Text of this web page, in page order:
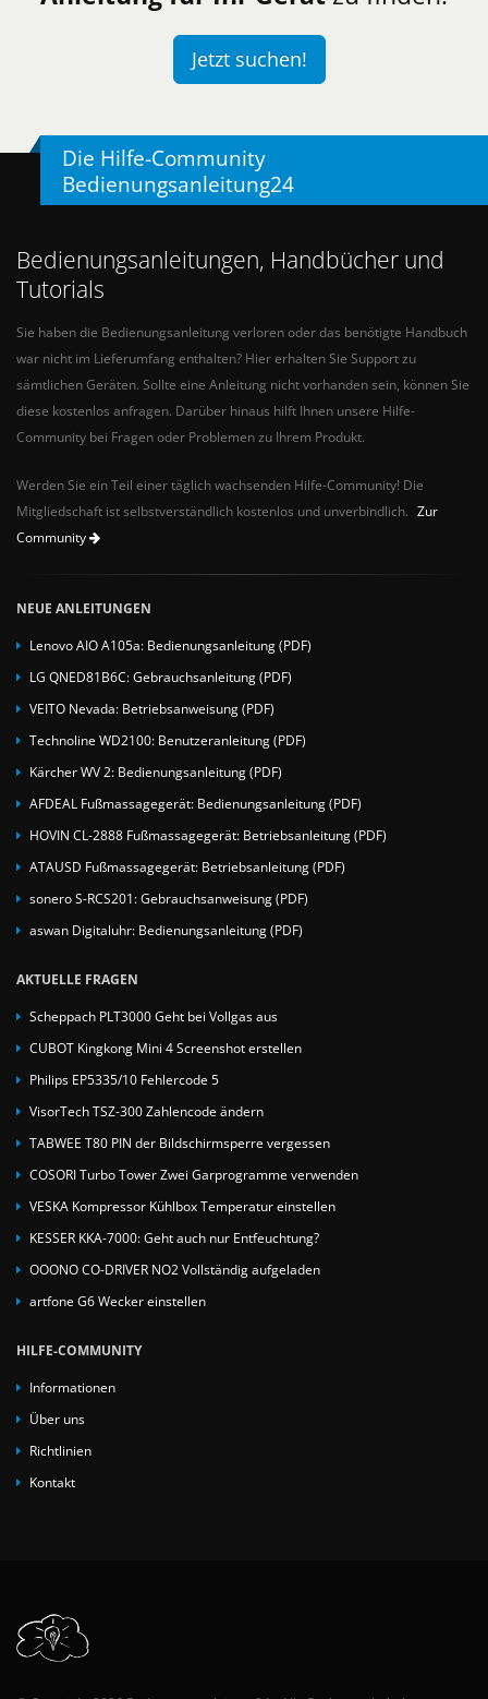
Jetzt suchen!
Die Hilfe-Community
Bedienungsanleitung24
Bedienungsanleitungen, Handbücher und
Tutorials
Sie haben die Bedienungsanleitung verloren oder das benötigte Handbuch
war nicht im Lieferumfang enthalten? Hier erhalten Sie Support zu
sämtlichen Geräten. Sollte eine Anleitung nicht vorhanden sein, können Sie
diese kostenlos anfragen. Darüber hinaus hilft Ihnen unsere Hilfe-
Community bei Fragen oder Problemen zu Ihrem Produkt.
Werden Sie ein Teil einer täglich wachsenden Hilfe-Community! Die
Mitgliedschaft ist selbstverständlich kostenlos und unverbindlich. Zur
Community
NEUE ANLEITUNGEN
Lenovo AIO A105a: Bedienungsanleitung (PDF)
LG QNED81B6C: Gebrauchsanleitung (PDF)
VEITO Nevada: Betriebsanweisung (PDF)
Technoline WD2100: Benutzeranleitung (PDF)
Kärcher WV 2: Bedienungsanleitung (PDF)
AFDEAL Fußmassagegerät: Bedienungsanleitung (PDF)
HOVIN CL-2888 Fußmassagegerät: Betriebsanleitung (PDF)
ATAUSD Fußmassagegerät: Betriebsanleitung (PDF)
sonero S-RCS201: Gebrauchsanweisung (PDF)
aswan Digitaluhr: Bedienungsanleitung (PDF)
AKTUELLE FRAGEN
Scheppach PLT3000 Geht bei Vollgas aus
CUBOT Kingkong Mini 4 Screenshot erstellen
Philips EP5335/10 Fehlercode 5
VisorTech TSZ-300 Zahlencode ändern
TABWEE T80 PIN der Bildschirmsperre vergessen
COSORI Turbo Tower Zwei Garprogramme verwenden
VESKA Kompressor Kühlbox Temperatur einstellen
KESSER KKA-7000: Geht auch nur Entfeuchtung?
OOONO CO-DRIVER NO2 Vollständig aufgeladen
artfone G6 Wecker einstellen
HILFE-COMMUNITY
Informationen
Über uns
Richtlinien
Kontakt